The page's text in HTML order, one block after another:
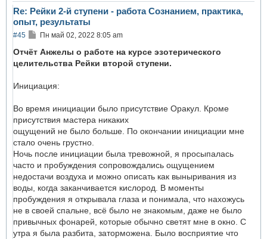
Re: Рейки 2-й ступени - работа Сознанием, практика,
опыт, результаты
#45
С
о
щ
н
Пн май 02, 2022 8:05 am
Отчёт Анжелы о работе на курсе эзотерического
целительства Рейки второй ступени.
Инициация:
Во время инициации было присутствие Оракул. Кроме
присутствия мастера никаких
ощущений не было больше. По окончании инициации мне
стало очень грустно.
Ночь после инициации была тревожной, я просыпалась
часто и пробуждения сопровождались ощущением
недостачи воздуха и можно описать как выныривания из
воды, когда заканчивается кислород. В моменты
пробуждения я открывала глаза и понимала, что нахожусь
не в своей спальне, всё было не знакомым, даже не было
привычных фонарей, которые обычно светят мне в окно. С
утра я была разбита, заторможена. Было восприятие что